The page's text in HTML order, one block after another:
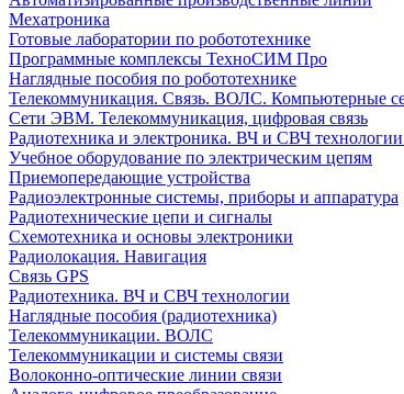
Мехатроника
Готовые лаборатории по робототехнике
Программные комплексы ТехноСИМ Про
Наглядные пособия по робототехнике
Телекоммуникация. Связь. ВОЛС. Компьютерные
Сети ЭВМ. Телекоммуникация, цифровая связь
Радиотехника и электроника. ВЧ и СВЧ
Учебное оборудование по электрическим цепям
Приемопередающие устройства
Радиоэлектронные системы, приборы и аппаратура
Радиотехнические цепи и сигналы
Схемотехника и основы электроники
Радиолокация. Навигация
Связь GPS
Радиотехника. ВЧ и СВЧ технологии
Наглядные пособия (радиотехника)
Телекоммуникации. ВОЛС
Телекоммуникации и системы связи
Волоконно-оптические линии связи